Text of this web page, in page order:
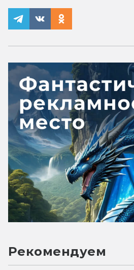
Рекомендуем